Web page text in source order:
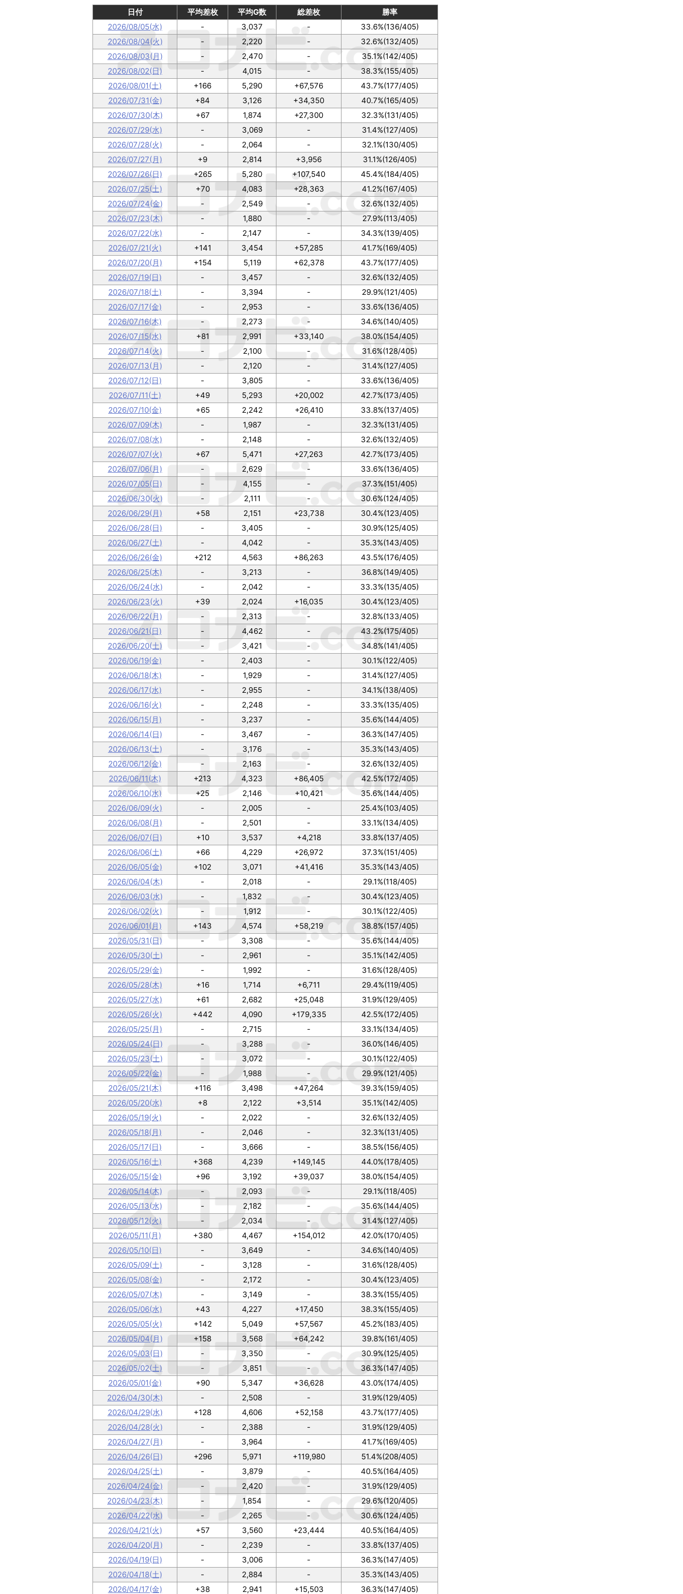
日付 平均差枚 平均G数 総差枚
勝率
2026/08/05(水)
- 3,037 -
33.6%(136/405)
2026/08/04(火)
- 2,220 -
32.6%(132/405)
2026/08/03(月)
- 2,470 -
35.1%(142/405)
2026/08/02(日)
- 4,015 -
38.3%(155/405)
2026/08/01(土)
+166 5,290 +67,576
43.7%(177/405)
2026/07/31(金)
+84 3,126 +34,350
40.7%(165/405)
2026/07/30(木)
+67 1,874 +27,300
32.3%(131/405)
2026/07/29(水)
- 3,069 -
31.4%(127/405)
2026/07/28(火)
- 2,064 -
32.1%(130/405)
2026/07/27(月)
+9 2,814 +3,956
31.1%(126/405)
2026/07/26(日)
+265 5,280 +107,540
45.4%(184/405)
2026/07/25(土)
+70 4,083 +28,363
41.2%(167/405)
2026/07/24(金)
- 2,549 -
32.6%(132/405)
2026/07/23(木)
- 1,880 -
27.9%(113/405)
2026/07/22(水)
- 2,147 -
34.3%(139/405)
2026/07/21(火)
+141 3,454 +57,285
41.7%(169/405)
2026/07/20(月)
+154 5,119 +62,378
43.7%(177/405)
2026/07/19(日)
- 3,457 -
32.6%(132/405)
2026/07/18(土)
- 3,394 -
29.9%(121/405)
2026/07/17(金)
- 2,953 -
33.6%(136/405)
2026/07/16(木)
- 2,273 -
34.6%(140/405)
2026/07/15(水)
+81 2,991 +33,140
38.0%(154/405)
2026/07/14(火)
- 2,100 -
31.6%(128/405)
2026/07/13(月)
- 2,120 -
31.4%(127/405)
2026/07/12(日)
- 3,805 -
33.6%(136/405)
2026/07/11(土)
+49 5,293 +20,002
42.7%(173/405)
2026/07/10(金)
+65 2,242 +26,410
33.8%(137/405)
2026/07/09(木)
- 1,987 -
32.3%(131/405)
2026/07/08(水)
- 2,148 -
32.6%(132/405)
2026/07/07(火)
+67 5,471 +27,263
42.7%(173/405)
2026/07/06(月)
- 2,629 -
33.6%(136/405)
2026/07/05(日)
- 4,155 -
37.3%(151/405)
2026/06/30(火)
- 2,111 -
30.6%(124/405)
2026/06/29(月)
+58 2,151 +23,738
30.4%(123/405)
2026/06/28(日)
- 3,405 -
30.9%(125/405)
2026/06/27(土)
- 4,042 -
35.3%(143/405)
2026/06/26(金)
+212 4,563 +86,263
43.5%(176/405)
2026/06/25(木)
- 3,213 -
36.8%(149/405)
2026/06/24(水)
- 2,042 -
33.3%(135/405)
2026/06/23(火)
+39 2,024 +16,035
30.4%(123/405)
2026/06/22(月)
- 2,313 -
32.8%(133/405)
2026/06/21(日)
- 4,462 -
43.2%(175/405)
2026/06/20(土)
- 3,421 -
34.8%(141/405)
2026/06/19(金)
- 2,403 -
30.1%(122/405)
2026/06/18(木)
- 1,929 -
31.4%(127/405)
2026/06/17(水)
- 2,955 -
34.1%(138/405)
2026/06/16(火)
- 2,248 -
33.3%(135/405)
2026/06/15(月)
- 3,237 -
35.6%(144/405)
2026/06/14(日)
- 3,467 -
36.3%(147/405)
2026/06/13(土)
- 3,176 -
35.3%(143/405)
2026/06/12(金)
- 2,163 -
32.6%(132/405)
2026/06/11(木)
+213 4,323 +86,405
42.5%(172/405)
2026/06/10(水)
+25 2,146 +10,421
35.6%(144/405)
2026/06/09(火)
- 2,005 -
25.4%(103/405)
2026/06/08(月)
- 2,501 -
33.1%(134/405)
2026/06/07(日)
+10 3,537 +4,218
33.8%(137/405)
2026/06/06(土)
+66 4,229 +26,972
37.3%(151/405)
2026/06/05(金)
+102 3,071 +41,416
35.3%(143/405)
2026/06/04(木)
- 2,018 -
29.1%(118/405)
2026/06/03(水)
- 1,832 -
30.4%(123/405)
2026/06/02(火)
- 1,912 -
30.1%(122/405)
2026/06/01(月)
+143 4,574 +58,219
38.8%(157/405)
2026/05/31(日)
- 3,308 -
35.6%(144/405)
2026/05/30(土)
- 2,961 -
35.1%(142/405)
2026/05/29(金)
- 1,992 -
31.6%(128/405)
2026/05/28(木)
+16 1,714 +6,711
29.4%(119/405)
2026/05/27(水)
+61 2,682 +25,048
31.9%(129/405)
2026/05/26(火)
+442 4,090 +179,335
42.5%(172/405)
2026/05/25(月)
- 2,715 -
33.1%(134/405)
2026/05/24(日)
- 3,288 -
36.0%(146/405)
2026/05/23(土)
- 3,072 -
30.1%(122/405)
2026/05/22(金)
- 1,988 -
29.9%(121/405)
2026/05/21(木)
+116 3,498 +47,264
39.3%(159/405)
2026/05/20(水)
+8 2,122 +3,514
35.1%(142/405)
2026/05/19(火)
- 2,022 -
32.6%(132/405)
2026/05/18(月)
- 2,046 -
32.3%(131/405)
2026/05/17(日)
- 3,666 -
38.5%(156/405)
2026/05/16(土)
+368 4,239 +149,145
44.0%(178/405)
2026/05/15(金)
+96 3,192 +39,037
38.0%(154/405)
2026/05/14(木)
- 2,093 -
29.1%(118/405)
2026/05/13(水)
- 2,182 -
35.6%(144/405)
2026/05/12(火)
- 2,034 -
31.4%(127/405)
2026/05/11(月)
+380 4,467 +154,012
42.0%(170/405)
2026/05/10(日)
- 3,649 -
34.6%(140/405)
2026/05/09(土)
- 3,128 -
31.6%(128/405)
2026/05/08(金)
- 2,172 -
30.4%(123/405)
2026/05/07(木)
- 3,149 -
38.3%(155/405)
2026/05/06(水)
+43 4,227 +17,450
38.3%(155/405)
2026/05/05(火)
+142 5,049 +57,567
45.2%(183/405)
2026/05/04(月)
+158 3,568 +64,242
39.8%(161/405)
2026/05/03(日)
- 3,350 -
30.9%(125/405)
2026/05/02(土)
- 3,851 -
36.3%(147/405)
2026/05/01(金)
+90 5,347 +36,628
43.0%(174/405)
2026/04/30(木)
- 2,508 -
31.9%(129/405)
2026/04/29(水)
+128 4,606 +52,158
43.7%(177/405)
2026/04/28(火)
- 2,388 -
31.9%(129/405)
2026/04/27(月)
- 3,964 -
41.7%(169/405)
2026/04/26(日)
+296 5,971 +119,980
51.4%(208/405)
2026/04/25(土)
- 3,879 -
40.5%(164/405)
2026/04/24(金)
- 2,420 -
31.9%(129/405)
2026/04/23(木)
- 1,854 -
29.6%(120/405)
2026/04/22(水)
- 2,265 -
30.6%(124/405)
2026/04/21(火)
+57 3,560 +23,444
40.5%(164/405)
2026/04/20(月)
- 2,239 -
33.8%(137/405)
2026/04/19(日)
- 3,006 -
36.3%(147/405)
2026/04/18(土)
- 2,884 -
35.3%(143/405)
2026/04/17(金)
+38 2,941 +15,503 36.3%(147/405)